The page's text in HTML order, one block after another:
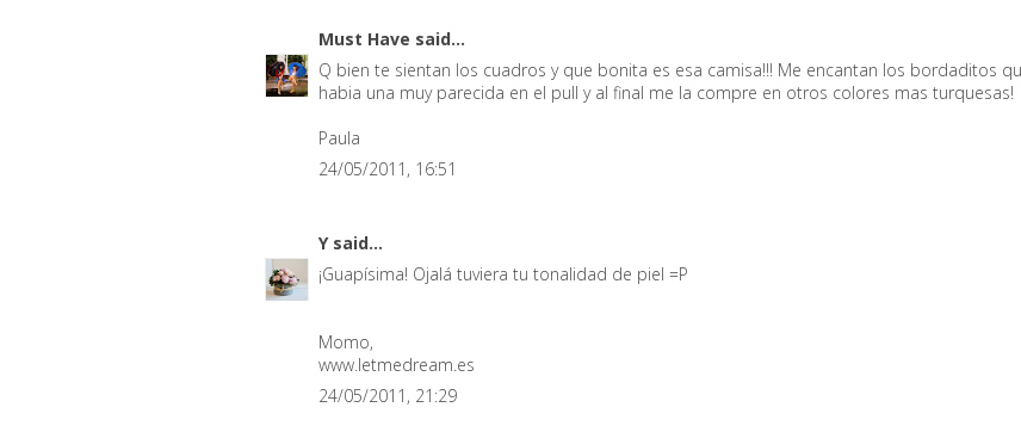
Must Have said...
Q bien te sientan los cuadros y que bonita es esa camisa!!! Me encantan los bordaditos
habia una muy parecida en el pull y al final me la compre en otros colores mas turquesas!
Paula
24/05/2011, 16:51
Y said...
¡Guapísima! Ojalá tuviera tu tonalidad de piel =P
Momo,
www.letmedream.es
24/05/2011, 21:29